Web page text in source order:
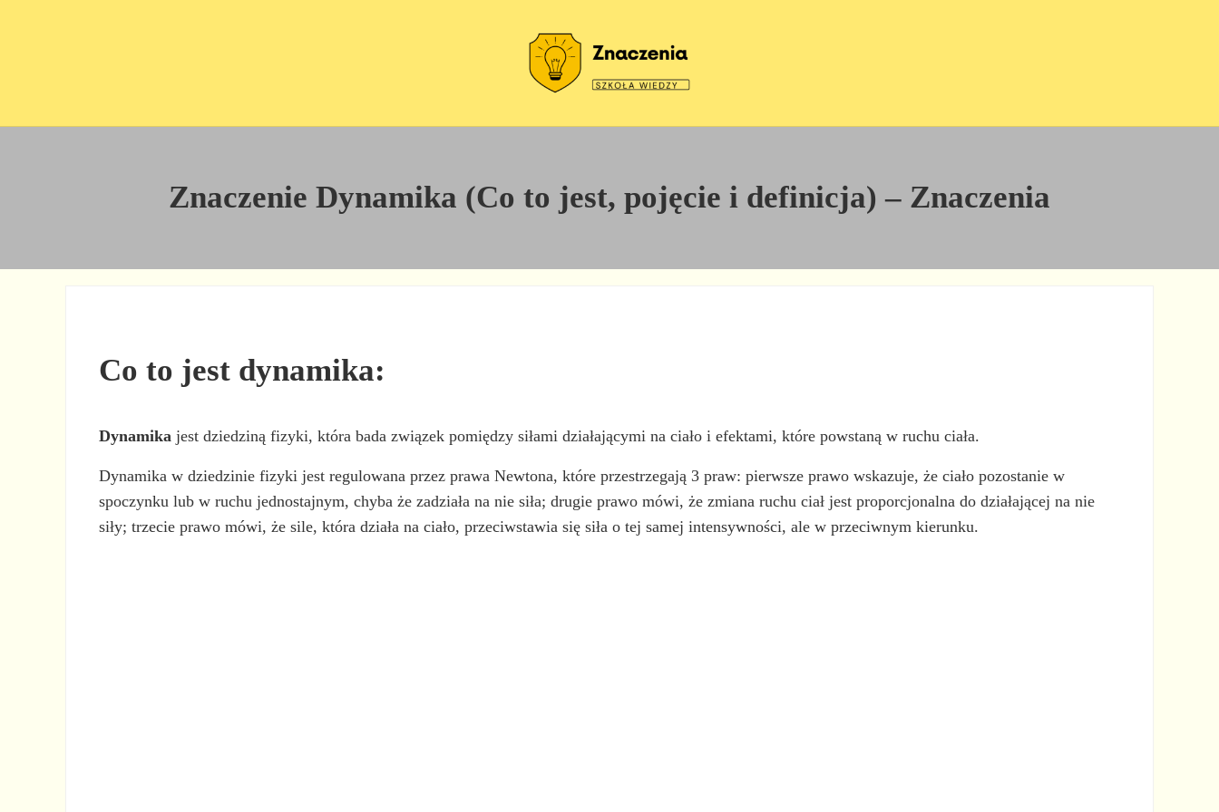
Znaczenie Dynamika (Co to jest, pojęcie i definicja) – Znaczenia
Co to jest dynamika:
Dynamika jest dziedziną fizyki, która bada związek pomiędzy siłami działającymi na ciało i efektami, które powstaną w ruchu ciała.
Dynamika w dziedzinie fizyki jest regulowana przez prawa Newtona, które przestrzegają 3 praw: pierwsze prawo wskazuje, że ciało pozostanie w
spoczynku lub w ruchu jednostajnym, chyba że zadziała na nie siła; drugie prawo mówi, że zmiana ruchu ciał jest proporcjonalna do działającej na nie
siły; trzecie prawo mówi, że sile, która działa na ciało, przeciwstawia się siła o tej samej intensywności, ale w przeciwnym kierunku.